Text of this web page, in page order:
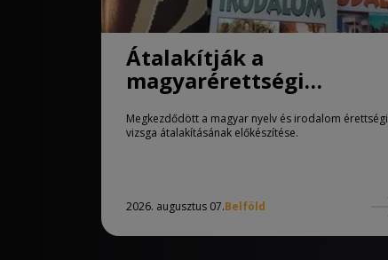
Átalakítják a
magyarérettségi
követelményeit
Megkezdődött a magyar nyelv és irodalom érettségi
vizsga átalakításának előkészítése.
2026. augusztus 07.Belföld